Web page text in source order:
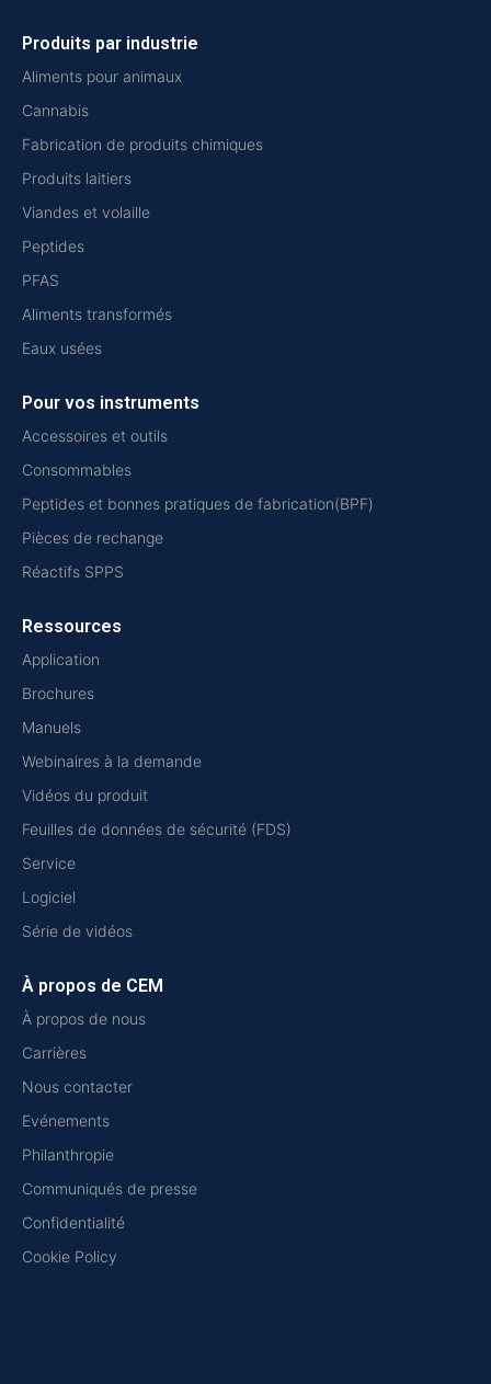
Produits par industrie
Aliments pour animaux
Cannabis
Fabrication de produits chimiques
Produits laitiers
Viandes et volaille
Peptides
PFAS
Aliments transformés
Eaux usées
Pour vos instruments
Accessoires et outils
Consommables
Peptides et bonnes pratiques de fabrication(BPF)
Pièces de rechange
Réactifs SPPS
Ressources
Application
Brochures
Manuels
Webinaires à la demande
Vidéos du produit
Feuilles de données de sécurité (FDS)
Service
Logiciel
Série de vidéos
À propos de CEM
À propos de nous
Carrières
Nous contacter
Evénements
Philanthropie
Communiqués de presse
Confidentialité
Cookie Policy